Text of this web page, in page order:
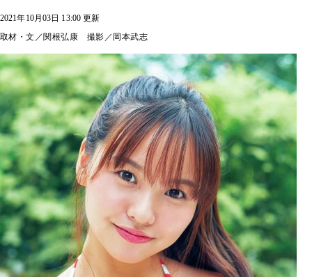
2021年10月03日 13:00 更新
取材・文／関根弘康 撮影／岡本武志